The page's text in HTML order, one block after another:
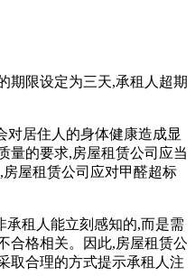
期限设定为三天,承租人超期
对居住人的身体健康造成显
量的要求,房屋租赁公司应当
屋租赁公司应对甲醛超标
承租人能立刻感知的,而是需
合格相关。因此,房屋租赁公
取合理的方式提示承租人注